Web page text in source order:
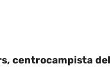
centrocampista